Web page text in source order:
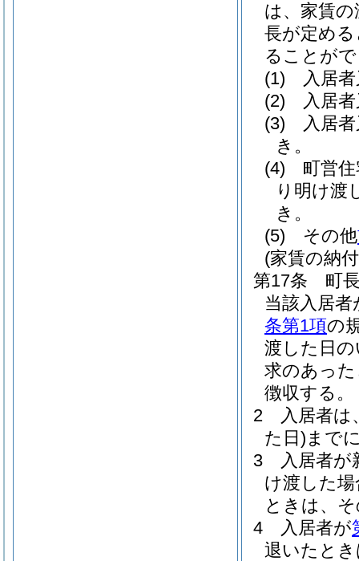
は、家賃
長が定め
ることが
(1)
入居
(2)
入居
(3)
入居
き。
(4)
町営
り明け渡
き。
(5)
その他
(家賃の納
第17条
町
当該入居
条第1項の
渡した日
求のあっ
徴収する。
2
入居者は
た日) まで
3
入居者が
け渡した
ときは、
4
入居者が
退いたと